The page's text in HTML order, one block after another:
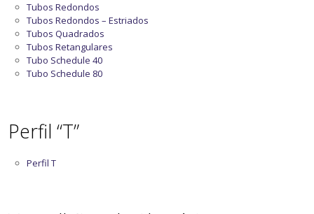
Tubos Redondos
Tubos Redondos – Estriados
Tubos Quadrados
Tubos Retangulares
Tubo Schedule 40
Tubo Schedule 80
Perfil “T”
Perfil T